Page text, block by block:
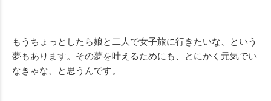
もうちょっとしたら娘と二人で女子旅に行きたいな、という
夢もあります。その夢を叶えるためにも、とにかく元気でい
なきゃな、と思うんです。